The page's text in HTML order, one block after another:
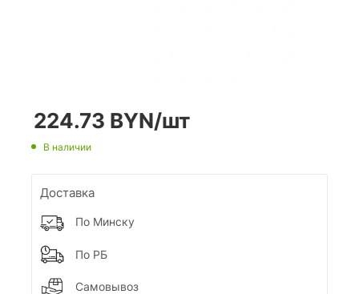
224.73 BYN/шт
В наличии
Доставка
По Минску
По РБ
Самовывоз